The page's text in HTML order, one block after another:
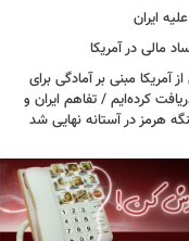
ایران
مالی در آمریکا
آمریکا مبنی بر آمادگی برای
کرده‌ایم / تفاهم ایران و
هرمز در آستانه نهایی شد